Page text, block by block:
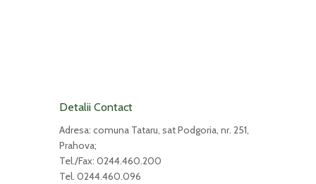
Detalii Contact
Adresa: comuna Tataru, sat Podgoria, nr. 251,
Prahova;
Tel./Fax: 0244.460.200
Tel. 0244.460.096